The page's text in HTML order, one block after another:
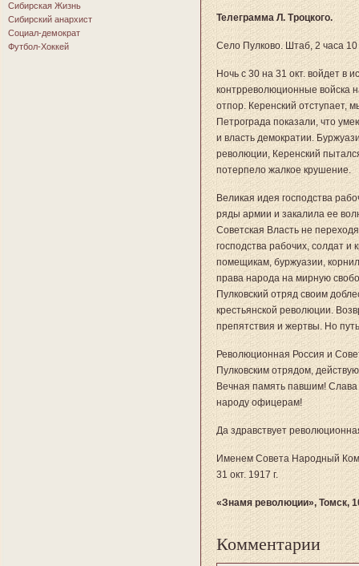
Сибирская Жизнь
Сибирский анархист
Социал-демократ
Футбол-Хоккей
Телеграмма Л. Троцкого.
Село Пулково. Штаб, 2 часа
Ночь с 30 на 31 окт. войдет в
контрреволюционные войска
отпор. Керенский отступает,
Петрограда показали, что
и власть демократии.
революции, Керенский
потерпело жалкое крушение.
Великая идея господства
ряды армии и закалила ее
Советская Власть не
господства рабочих, солдат и
помещикам, буржуазии,
права народа на мирную
Пулковский отряд своим
крестьянской революции.
препятствия и жертвы. Но
Революционная Россия и
Пулковским отрядом,
Вечная память павшим!
народу офицерам!
Да здравствует
Именем Совета Народный
31 окт. 1917 г.
«Знамя революции», Томск,
Комментарии